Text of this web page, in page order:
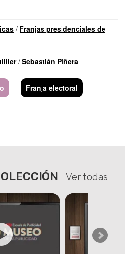
/ Franjas presidenciales de
/ Sebastián Piñera
Franja electoral
Ver todas